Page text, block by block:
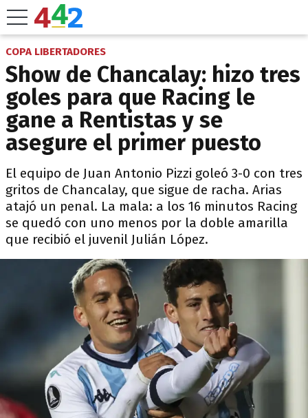
COPA LIBERTADORES
Show de Chancalay: hizo tres
goles para que Racing le
gane a Rentistas y se
asegure el primer puesto
El equipo de Juan Antonio Pizzi goleó 3-0 con tres
gritos de Chancalay, que sigue de racha. Arias
atajó un penal. La mala: a los 16 minutos Racing
se quedó con uno menos por la doble amarilla
que recibió el juvenil Julián López.